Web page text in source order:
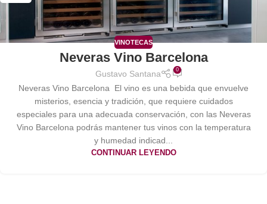
VINOTECAS
Neveras Vino Barcelona
Gustavo Santana 0
Neveras Vino Barcelona El vino es una bebida que envuelve
misterios, esencia y tradición, que requiere cuidados
especiales para una adecuada conservación, con las Neveras
Vino Barcelona podrás mantener tus vinos con la temperatura
y humedad indicad...
CONTINUAR LEYENDO